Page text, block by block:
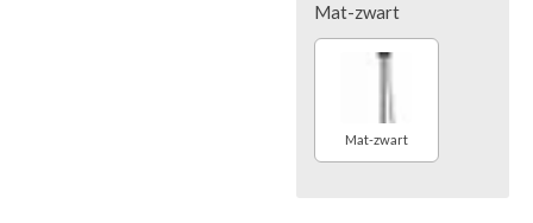
Mat-zwart
Mat-zwart